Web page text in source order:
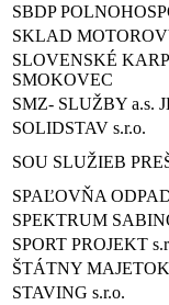
SBDP
SKLAD
SLOVENSKÉ
SMOKOVEC
SMZ- SLUŽBY a.s.
SOLIDSTAV s.r.o.
SOU SLUŽIEB
SPAĽOVŇA
SPEKTRUM
SPORT PROJEKT
ŠTÁTNY
STAVING s.r.o.